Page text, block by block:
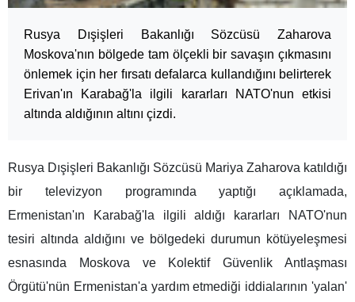
Rusya Dışişleri Bakanlığı Sözcüsü Zaharova
Moskova'nın bölgede tam ölçekli bir savaşın çıkmasını
önlemek için her fırsatı defalarca kullandığını belirterek
Erivan'ın Karabağ'la ilgili kararları NATO'nun etkisi
altında aldığının altını çizdi.
Rusya Dışişleri Bakanlığı Sözcüsü Mariya Zaharova katıldığı
bir televizyon programında yaptığı açıklamada,
Ermenistan'ın Karabağ'la ilgili aldığı kararları NATO'nun
tesiri altında aldığını ve bölgedeki durumun kötüyeleşmesi
esnasında Moskova ve Kolektif Güvenlik Antlaşması
Örgütü'nün Ermenistan'a yardım etmediği iddialarının 'yalan'